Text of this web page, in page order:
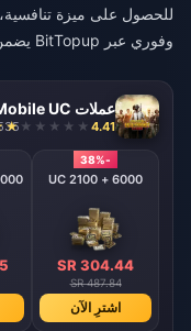
للحصول على ميزة
وفوري عبر BitTopup يضمن لك التجهز بالكامل قبل الهبوط.
عملات PUBG Mobile UC
4.41
535
-38%
6000 + 2100 UC
SR 304.44
SR 487.84
اشترِ الآن
10500 UC